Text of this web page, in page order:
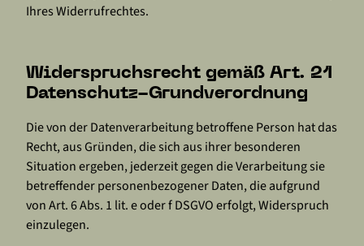
Ihres Widerrufrechtes.
Widerspruchsrecht gemäß Art. 21
Datenschutz-Grundverordnung
Die von der Datenverarbeitung betroffene Person hat das
Recht, aus Gründen, die sich aus ihrer besonderen
Situation ergeben, jederzeit gegen die Verarbeitung sie
betreffender personenbezogener Daten, die aufgrund
von Art. 6 Abs. 1 lit. e oder f DSGVO erfolgt, Widerspruch
einzulegen.